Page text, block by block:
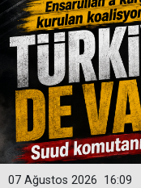
16:09
07 Ağustos 2026